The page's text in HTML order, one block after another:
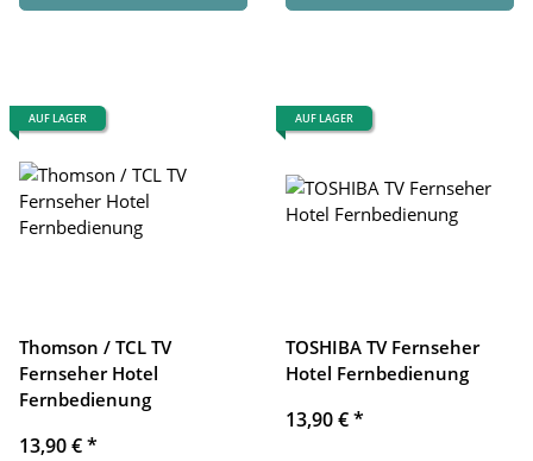
AUF LAGER
Thomson / TCL TV
Fernseher Hotel
Fernbedienung
13,90 €*
AUF LAGER
TOSHIBA TV Fernseher
Hotel Fernbedienung
13,90 €*